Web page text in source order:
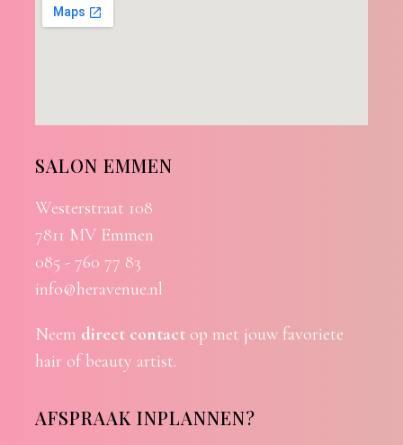
SALON EMMEN
Westerstraat 108
7811 MV Emmen
085 - 760 77 83
info@heravenue.nl
Neem direct contactop met jouw favoriete
hair of beauty artist.
AFSPRAAK INPLANNEN?